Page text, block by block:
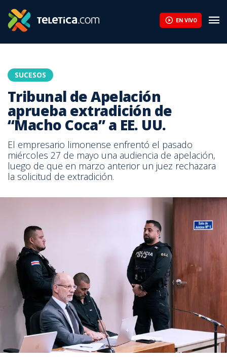
EN VIVO
SUCESOS
Tribunal de Apelación
aprueba extradición de
“Macho Coca” a EE. UU.
El empresario limonense enfrentó el pasado
miércoles 27 de mayo una audiencia de apelación,
luego de que en marzo anterior un juez rechazara
la solicitud de extradición.